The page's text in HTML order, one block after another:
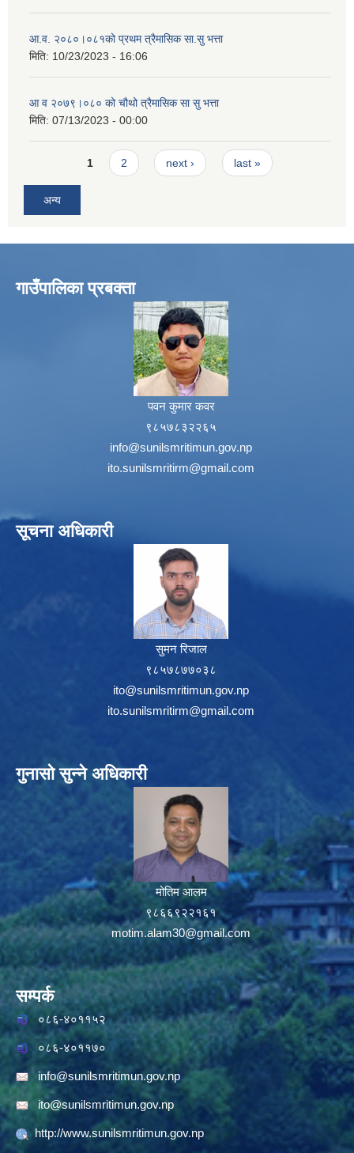
आ.व. २०८०।०८१को प्रथम त्रैमासिक सा.सु भत्ता
मिति: 10/23/2023 - 16:06
आ व २०७९।०८० को चौथो त्रैमासिक सा सु भत्ता
मिति: 07/13/2023 - 00:00
Pages1 2 next › last »
अन्य
गाउँपालिका प्रबक्ता
पवन कुमार कवर
९८५७८३२२६५
info@sunilsmritimun.gov.np
ito.sunilsmritirm@gmail.com
सूचना अधिकारी
सुमन रिजाल
९८५७८७७०३८
ito@sunilsmritimun.gov.np
ito.sunilsmritirm@gmail.com
गुनासो सुन्ने अधिकारी
मोतिम आलम
९८६६९२२१६१
motim.alam30@gmail.com
सम्पर्क
०८६-४०११५२
०८६-४०११७०
info@sunilsmritimun.gov.np
ito@sunilsmritimun.gov.np
http://www.sunilsmritimun.gov.np